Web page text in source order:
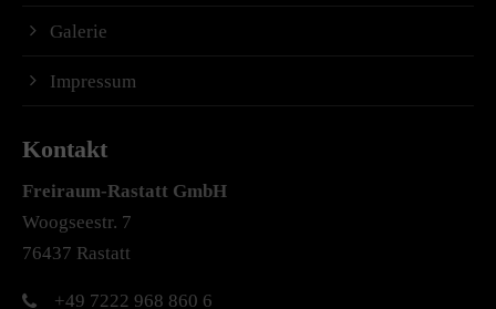
Galerie
Impressum
Kontakt
Freiraum-Rastatt GmbH
Woogseestr. 7
76437 Rastatt
+49 7222 968 860 6